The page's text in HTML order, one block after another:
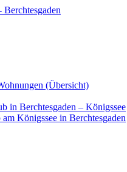
(Übersicht)
in Berchtesgaden – Königssee
Königssee in Berchtesgaden